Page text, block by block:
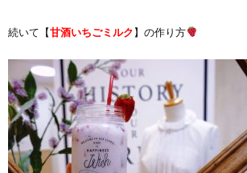
続いて【甘酒いちごミルク】の作り方